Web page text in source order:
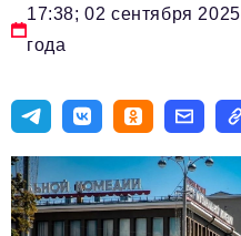
Новости
Импортозамещение
ИННОПРОМ
Авторские материалы
Видео
17:38; 02 сентября 2025
года